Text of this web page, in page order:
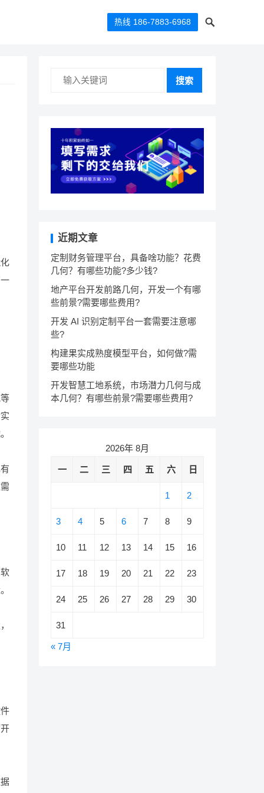
热线 186-7883-6968
搜索
近期文章
定制财务管理平台，具备啥功能？花费
几何？有哪些功能?多少钱?
地产平台开发前路几何，开发一个有哪
些前景?需要哪些费用?
开发 AI 识别定制平台一套需要注意哪
些?
构建果实成熟度模型平台，如何做?需
要哪些功能
开发智慧工地系统，市场潜力几何与成
本几何？有哪些前景?需要哪些费用?
2026年 8月
一 二 三 四 五 六 日
1 2
3 4 5 6 7 8 9
10 11 12 13 14 15 16
17 18 19 20 21 22 23
24 25 26 27 28 29 30
31
« 7月